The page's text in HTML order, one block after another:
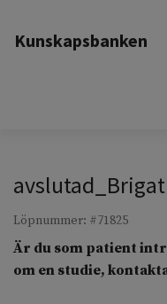
Kunskapsbanken
Löpnummer: #71825
Är du som patient
om en studie,